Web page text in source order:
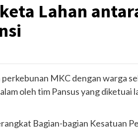
Lahan
MKC dengan warga
oleh tim Pansus yang diketuai
Bagian-bagian Kesatuan